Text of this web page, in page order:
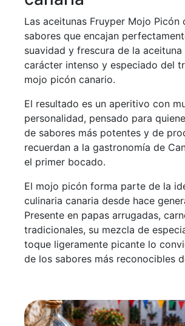
Las aceitunas Fruyper Mojo Picón
sabores que encajan
suavidad y frescura de la
carácter intenso y especiado del
mojo picón canario.
El resultado es un aperitivo con
personalidad, pensado para
de sabores más potentes y de
recuerdan a la gastronomía de
el primer bocado.
El mojo picón forma parte de la
culinaria canaria desde hace
Presente en papas arrugadas,
tradicionales, su mezcla de
toque ligeramente picante lo
de los sabores más reconocibles